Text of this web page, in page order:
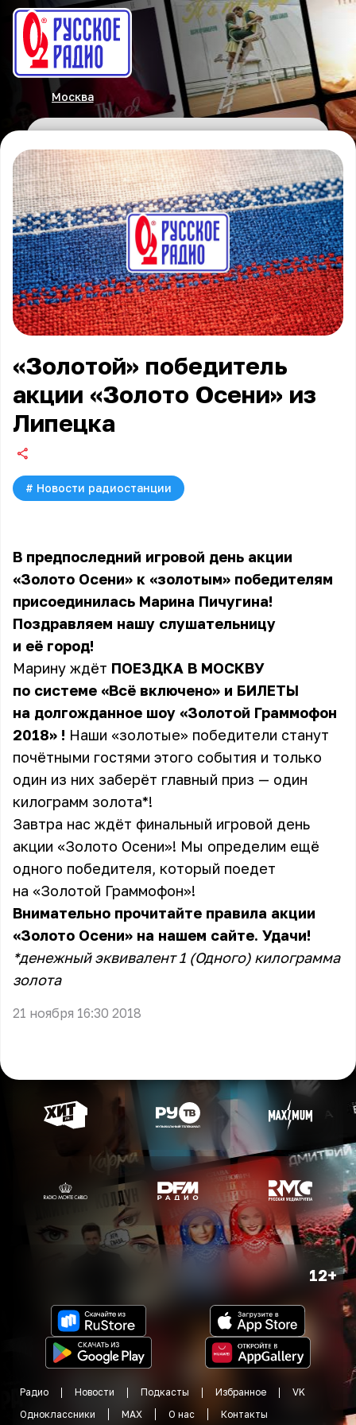
Москва
«Золотой» победитель
акции «Золото Осени» из
Липецка
# Новости радиостанции
В предпоследний игровой день акции
«Золото Осени» к «золотым» победителям
присоединилась Марина Пичугина!
Поздравляем нашу слушательницу
и её город!
Марину ждёт ПОЕЗДКА В МОСКВУ
по системе «Всё включено» и БИЛЕТЫ
на долгожданное шоу «Золотой Граммофон
2018» ! Наши «золотые» победители станут
почётными гостями этого события и только
один из них заберёт главный приз — один
килограмм золота*!
Завтра нас ждёт финальный игровой день
акции «Золото Осени»! Мы определим ещё
одного победителя, который поедет
на «Золотой Граммофон»!
Внимательно прочитайте правила акции
«Золото Осени» на нашем сайте. Удачи!
*денежный эквивалент 1 (Одного) килограмма
золота
21 ноября 16:30 2018
12+
Радио Новости Подкасты Избранное
VK
Одноклассники
MAX О нас Контакты